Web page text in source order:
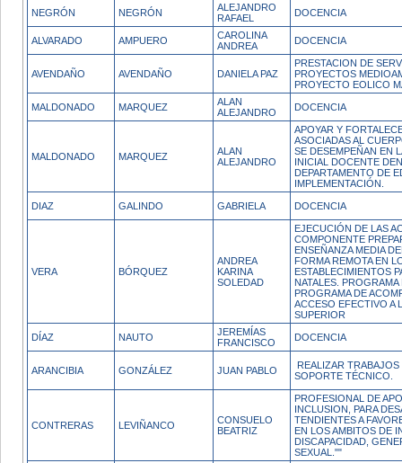
NEGRÓN NEGRÓN
ALEJANDRO
RAFAEL
DOCENCIA
ALVARADO AMPUERO
CAROLINA
ANDREA
DOCENCIA
AVENDAÑO AVENDAÑO DANIELA PAZ
PRESTACION DE
PROYECTOS
PROYECTO EOLICO
MALDONADO MARQUEZ
ALAN
ALEJANDRO
DOCENCIA
MALDONADO MARQUEZ
ALAN
ALEJANDRO
APOYAR Y
ASOCIADAS AL
SE DESEMPEÑAN EN
INICIAL DOCENTE
DEPARTAMENTO DE
IMPLEMENTACIÓN.
DIAZ GALINDO GABRIELA DOCENCIA
VERA BÓRQUEZ
ANDREA
KARINA
SOLEDAD
EJECUCIÓN DE LAS
COMPONENTE
ENSEÑANZA MEDIA
FORMA REMOTA EN
ESTABLECIMIENTOS
NATALES. PROGRAMA
PROGRAMA DE
ACCESO EFECTIVO A
SUPERIOR
DÍAZ NAUTO
JEREMÍAS
FRANCISCO
DOCENCIA
ARANCIBIA GONZÁLEZ JUAN PABLO
REALIZAR
SOPORTE TÉCNICO.
CONTRERAS LEVIÑANCO
CONSUELO
BEATRIZ
PROFESIONAL DE
INCLUSION, PARA
TENDIENTES A
EN LOS AMBITOS DE
DISCAPACIDAD,
SEXUAL.""